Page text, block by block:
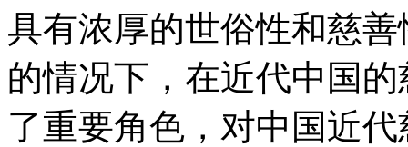
具有浓厚的世俗性和慈
的情况下，在近代中国
了重要角色，对中国近